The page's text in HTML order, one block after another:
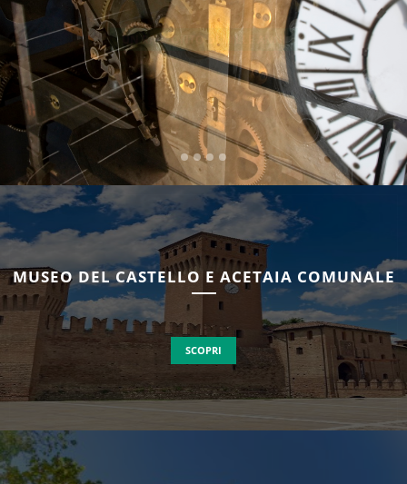
LA CITTÀ DELLA "BUONA VITA"
MUSEO DEL CASTELLO E ACETAIA COMUNALE
SCOPRI